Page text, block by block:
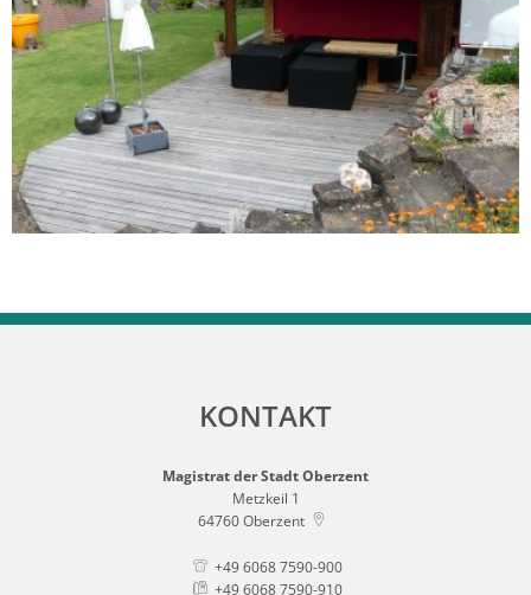
KONTAKT
Magistrat der Stadt Oberzent
Metzkeil 1
64760Oberzent
+49 6068 7590-900
+49 6068 7590-910